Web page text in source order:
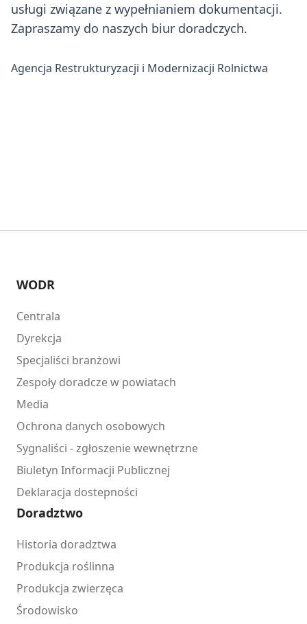
usługi związane z wypełnianiem dokumentacji.
Zapraszamy do naszych biur doradczych.
Agencja Restrukturyzacji i Modernizacji Rolnictwa
WODR
Centrala
Dyrekcja
Specjaliści branżowi
Zespoły doradcze w powiatach
Media
Ochrona danych osobowych
Sygnaliści - zgłoszenie wewnętrzne
Biuletyn Informacji Publicznej
Deklaracja dostepności
Doradztwo
Historia doradztwa
Produkcja roślinna
Produkcja zwierzęca
Środowisko